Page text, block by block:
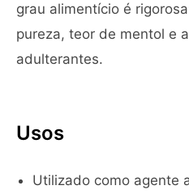
grau alimentício é
pureza, teor de mentol e
adulterantes.
Usos
Utilizado como agente